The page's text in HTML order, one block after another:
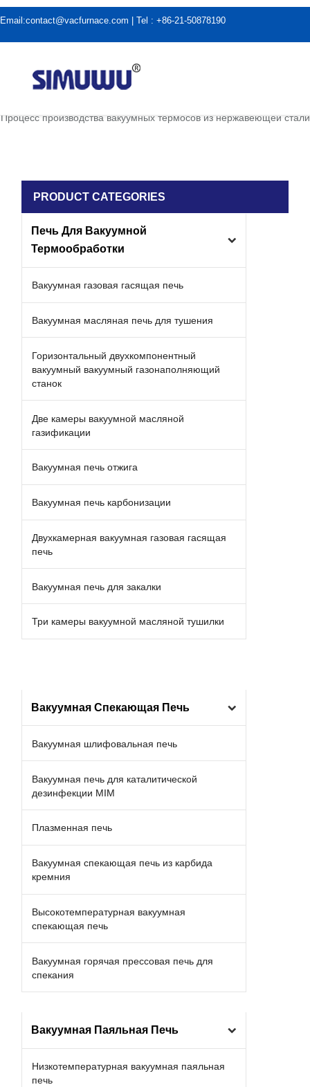
Email:contact@vacfurnace.com | Tel : +86-21-50878190
Процесс производства вакуумных термосов из нержавеющей стали
PRODUCT CATEGORIES
Печь Для Вакуумной
Термообработки
Вакуумная газовая гасящая печь
Вакуумная масляная печь для тушения
Горизонтальный двухкомпонентный
вакуумный вакуумный газонаполняющий
станок
Две камеры вакуумной масляной
газификации
Вакуумная печь отжига
Вакуумная печь карбонизации
Двухкамерная вакуумная газовая гасящая
печь
Вакуумная печь для закалки
Три камеры вакуумной масляной тушилки
Вакуумная Спекающая Печь
Вакуумная шлифовальная печь
Вакуумная печь для каталитической
дезинфекции MIM
Плазменная печь
Вакуумная спекающая печь из карбида
кремния
Высокотемпературная вакуумная
спекающая печь
Вакуумная горячая прессовая печь для
спекания
Вакуумная Паяльная Печь
Низкотемпературная вакуумная паяльная
печь